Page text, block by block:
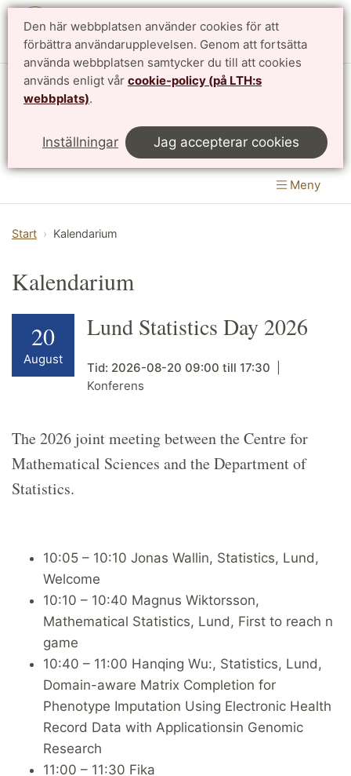
Den här webbplatsen använder cookies för att
förbättra användarupplevelsen. Genom att fortsätta
använda webbplatsen samtycker du till att cookies
används enligt vår cookie-policy (på LTH:s
webbplats).
Inställningar Jag accepterar cookies
Matematikcentrum
LTH, Lunds Tekniska Högskola&
Naturvetenskapliga fakulteten
Meny
Start Kalendarium
Kalendarium
20
August
Lund Statistics Day 2026
Tid: 2026-08-20 09:00 till 17:30
Konferens
The 2026 joint meeting between the Centre for
Mathematical Sciences and the Department of
Statistics.
10:05 – 10:10 Jonas Wallin, Statistics, Lund,
Welcome
10:10 – 10:40 Magnus Wiktorsson,
Mathematical Statistics, Lund, First to reach n
game
10:40 – 11:00 Hanqing Wu:, Statistics, Lund,
Domain-aware Matrix Completion for
Phenotype Imputation Using Electronic Health
Record Data with Applicationsin Genomic
Research
11:00 – 11:30 Fika